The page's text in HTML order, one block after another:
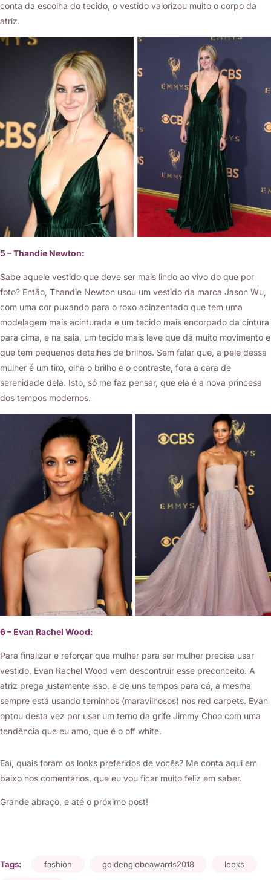
conta da escolha do tecido, o vestido valorizou muito o corpo da
atriz.
5 – Thandie Newton:
Sabe aquele vestido que deve ser mais lindo ao vivo do que por
foto? Então, Thandie Newton usou um vestido da marca Jason Wu,
com uma cor puxando para o roxo acinzentado que tem uma
modelagem mais acinturada e um tecido mais encorpado da cintura
para cima, e na saia, um tecido mais leve que dá muito movimento e
que tem pequenos detalhes de brilhos. Sem falar que, a pele dessa
mulher é um tiro, olha o brilho e o contraste, fora a cara de
serenidade dela. Isto, só me faz pensar, que ela é a nova princesa
dos tempos modernos.
6 – Evan Rachel Wood:
Para finalizar e reforçar que mulher para ser mulher precisa usar
vestido, Evan Rachel Wood vem descontruir esse preconceito. A
atriz prega justamente isso, e de uns tempos para cá, a mesma
sempre está usando terninhos (maravilhosos) nos red carpets. Evan
optou desta vez por usar um terno da grife Jimmy Choo com uma
tendência que eu amo, que é o off white.
Eaí, quais foram os looks preferidos de vocês? Me conta aqui em
baixo nos comentários, que eu vou ficar muito feliz em saber.
Grande abraço, e até o próximo post!
Tags: fashion goldenglobeawards2018 looks